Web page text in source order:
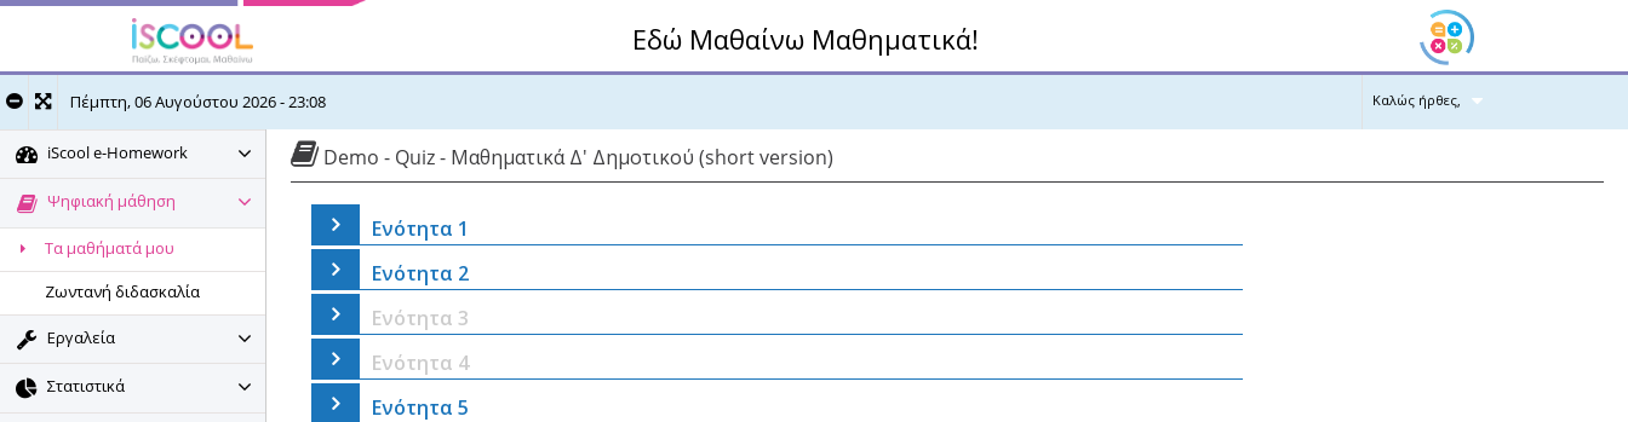
Εδώ Μαθαίνω Μαθηματικά!
Πέμπτη, 06 Αυγούστου 2026 - 23:08 Καλώς ήρθες,
iScool e-Homework
Ψηφιακή μάθηση
Τα μαθήματά μου
Ζωντανή διδασκαλία
Εργαλεία
Στατιστικά
Demo - Quiz - Μαθηματικά Δ' Δημοτικού (short version)
Ενότητα 1
Ενότητα 2
Ενότητα 3
Ενότητα 4
Ενότητα 5